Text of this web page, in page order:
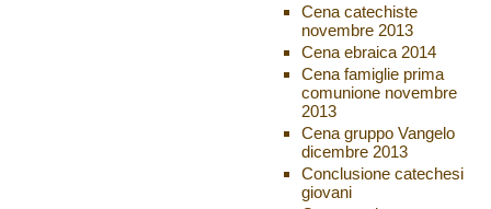
Cena catechiste
novembre 2013
Cena ebraica 2014
Cena famiglie prima
comunione novembre
2013
Cena gruppo Vangelo
dicembre 2013
Conclusione catechesi
giovani